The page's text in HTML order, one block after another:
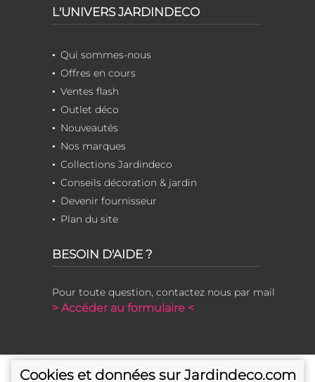
L'UNIVERS JARDINDECO
Qui sommes-nous
Offres en cours
Ventes flash
Outlet déco
Nouveautés
Nos marques
Collections Jardindeco
Conseils décoration & jardin
Devenir fournisseur
Plan du site
BESOIN D'AIDE ?
Pour toute question, contactez nous par mail
> Accéder au formulaire <
Cookies et données sur Jardindeco.com